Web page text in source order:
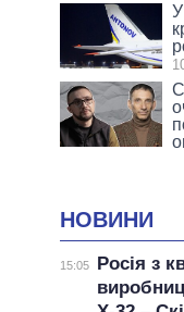
НОВИНИ
15:05
Росія з